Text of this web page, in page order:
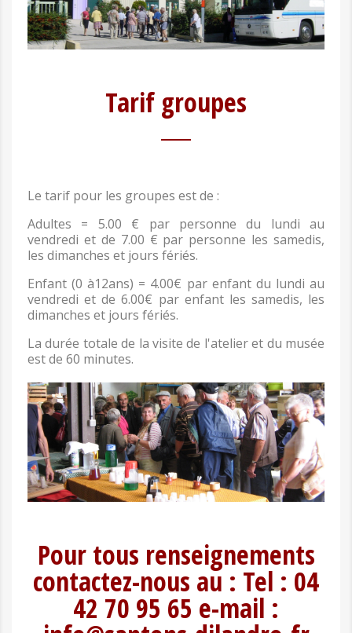
Tarif groupes
Le tarif pour les groupes est de :
Adultes = 5.00 € par personne du lundi au
vendredi et de 7.00 € par personne les samedis,
les dimanches et jours fériés.
Enfant (0 à12ans) = 4.00€ par enfant du lundi au
vendredi et de 6.00€ par enfant les samedis, les
dimanches et jours fériés.
La durée totale de la visite de l'atelier et du musée
est de 60 minutes.
Pour tous renseignements
contactez-nous au : Tel : 04
42 70 95 65 e-mail :